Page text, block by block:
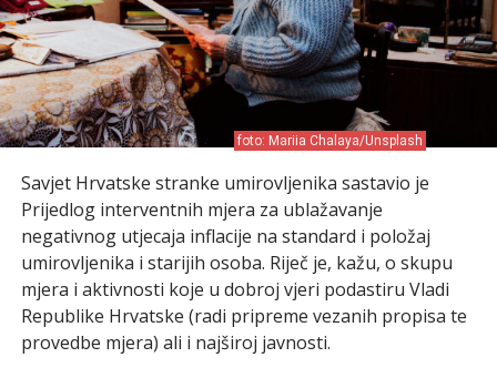
foto: Mariia Chalaya/Unsplash
Savjet Hrvatske stranke umirovljenika sastavio je
Prijedlog interventnih mjera za ublažavanje
negativnog utjecaja inflacije na standard i položaj
umirovljenika i starijih osoba. Riječ je, kažu, o skupu
mjera i aktivnosti koje u dobroj vjeri podastiru Vladi
Republike Hrvatske (radi pripreme vezanih propisa te
provedbe mjera) ali i najširoj javnosti.